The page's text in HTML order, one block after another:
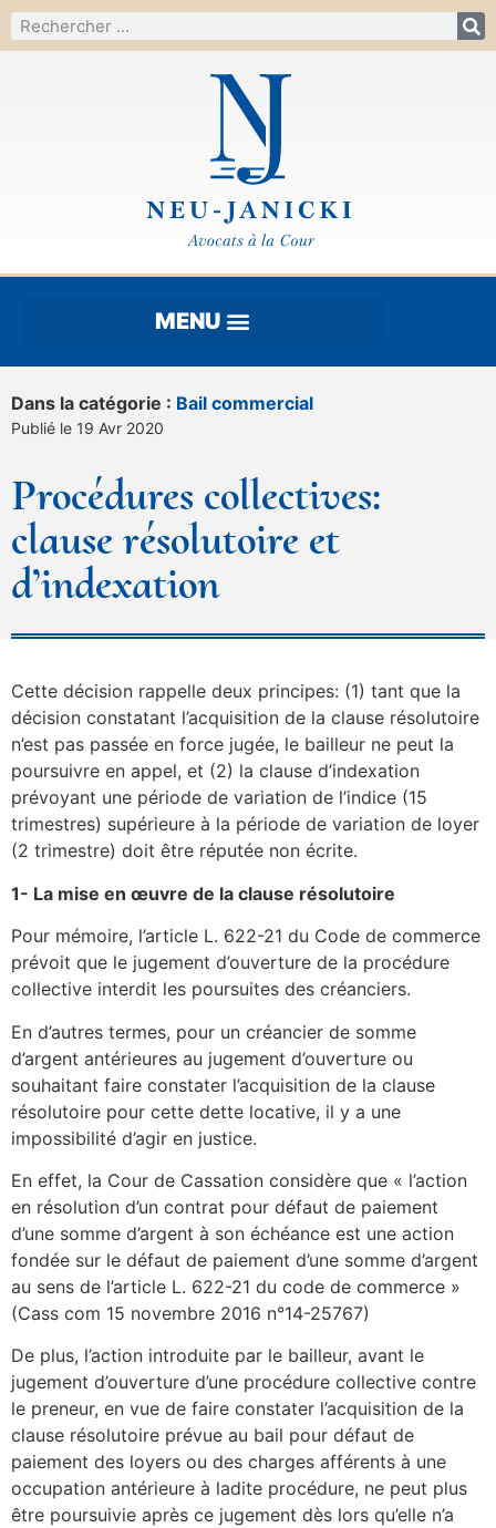
Dans la catégorie : Bail commercial
Publié le 19 Avr 2020
Procédures collectives:
clause résolutoire et
d’indexation
Cette décision rappelle deux principes: (1) tant que la
décision constatant l’acquisition de la clause résolutoire
n’est pas passée en force jugée, le bailleur ne peut la
poursuivre en appel, et (2) la clause d’indexation
prévoyant une période de variation de l’indice (15
trimestres) supérieure à la période de variation de loyer
(2 trimestre) doit être réputée non écrite.
1- La mise en œuvre de la clause résolutoire
Pour mémoire, l’article L. 622-21 du Code de commerce
prévoit que le jugement d’ouverture de la procédure
collective interdit les poursuites des créanciers.
En d’autres termes, pour un créancier de somme
d’argent antérieures au jugement d’ouverture ou
souhaitant faire constater l’acquisition de la clause
résolutoire pour cette dette locative, il y a une
impossibilité d’agir en justice.
En effet, la Cour de Cassation considère que « l’action
en résolution d’un contrat pour défaut de paiement
d’une somme d’argent à son échéance est une action
fondée sur le défaut de paiement d’une somme d’argent
au sens de l’article L. 622-21 du code de commerce »
(Cass com 15 novembre 2016 n°14-25767)
De plus, l’action introduite par le bailleur, avant le
jugement d’ouverture d’une procédure collective contre
le preneur, en vue de faire constater l’acquisition de la
clause résolutoire prévue au bail pour défaut de
paiement des loyers ou des charges afférents à une
occupation antérieure à ladite procédure, ne peut plus
être poursuivie après ce jugement dès lors qu’elle n’a